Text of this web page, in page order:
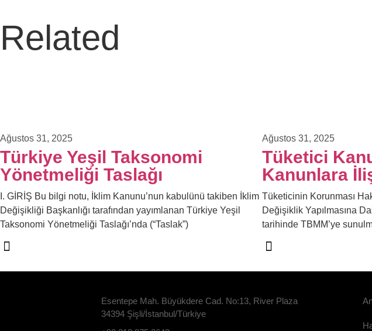
Related
Ağustos 31, 2025
Türkiye Yeşil Taksonomi
Yönetmeliği Taslağı
I. GİRİŞ Bu bilgi notu, İklim Kanunu’nun kabulünü takiben İklim
Değişikliği Başkanlığı tarafından yayımlanan Türkiye Yeşil
Taksonomi Yönetmeliği Taslağı’nda (“Taslak”)
Ağustos 31, 2025
Tüketici
Kanunlara
Tüketicinin Korunması
Değişiklik Yapılmasına
tarihinde TBMM’ye
Esentepe Mah. Büyükdere Cad. No:13, River Plaza
34394 Şişli/İstanbul/Türkiye